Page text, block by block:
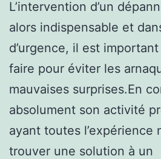
L’intervention d’un
alors indispensable et
d’urgence, il est
faire pour éviter les
mauvaises surprises.En
absolument son activité
ayant toutes l’expérience
trouver une solution à un